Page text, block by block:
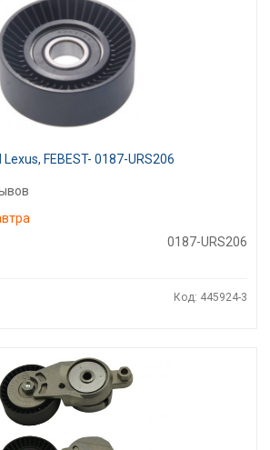
FEBEST- 0187-URS206
0187-URS206
Код: 445924-3